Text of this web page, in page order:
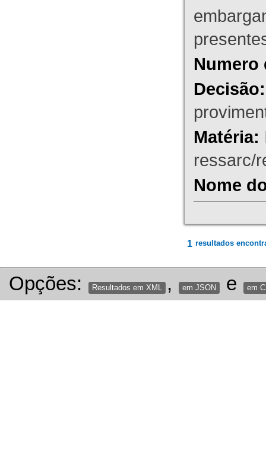
Numero
Decisão:
Matéria:
ressarc/
Nome
1 resultados
Opções: Resultados em XML , em JSON e em